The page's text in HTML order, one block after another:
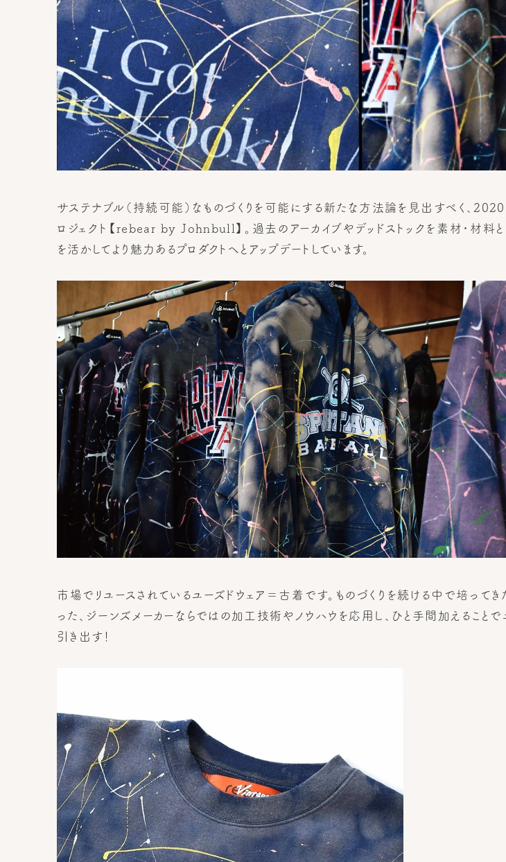
サステナブル（持続可能）なものづくりを可能にする新たな方法論を見出すべく、
ロジェクト【rebear by Johnbull】。過去のアーカイブやデッドストックを素材・材料
を活かしてより魅力あるプロダクトへとアップデートしています。
市場でリユースされているユーズドウェア＝古着です。ものづくりを続ける中で培ってき
った、ジーンズメーカーならではの加工技術やノウハウを応用し、ひと手間加えることで
引き出す！